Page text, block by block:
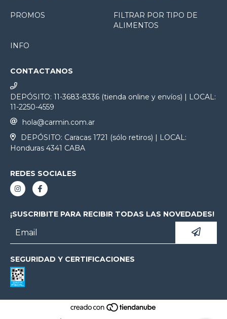
PROMOS
FILTRAR POR TIPO DE
ALIMENTOS
INFO
CONTACTANOS
DEPÓSITO: 11-3683-8336 (tienda online y envíos) | LOCAL:
11-2250-4559
hola@carmin.com.ar
DEPÓSITO: Caracas 1721 (sólo retiros) | LOCAL:
Honduras 4341 CABA
REDES SOCIALES
¡SUSCRIBITE PARA RECIBIR TODAS LAS NOVEDADES!
SEGURIDAD Y CERTIFICACIONES